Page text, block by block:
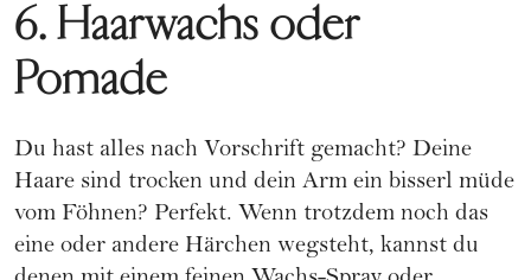
6. Haarwachs oder
Pomade
Du hast alles nach Vorschrift gemacht? Deine
Haare sind trocken und dein Arm ein bisserl müde
vom Föhnen? Perfekt. Wenn trotzdem noch das
eine oder andere Härchen wegsteht, kannst du